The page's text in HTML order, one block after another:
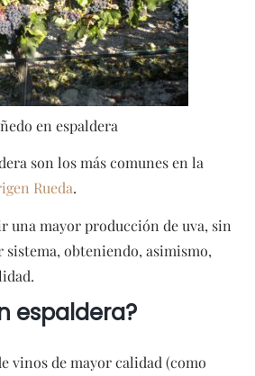
en espaldera
son los más comunes en la
Rueda.
una mayor producción de uva, sin
sistema, obteniendo, asimismo,
espaldera?
vinos de mayor calidad (como